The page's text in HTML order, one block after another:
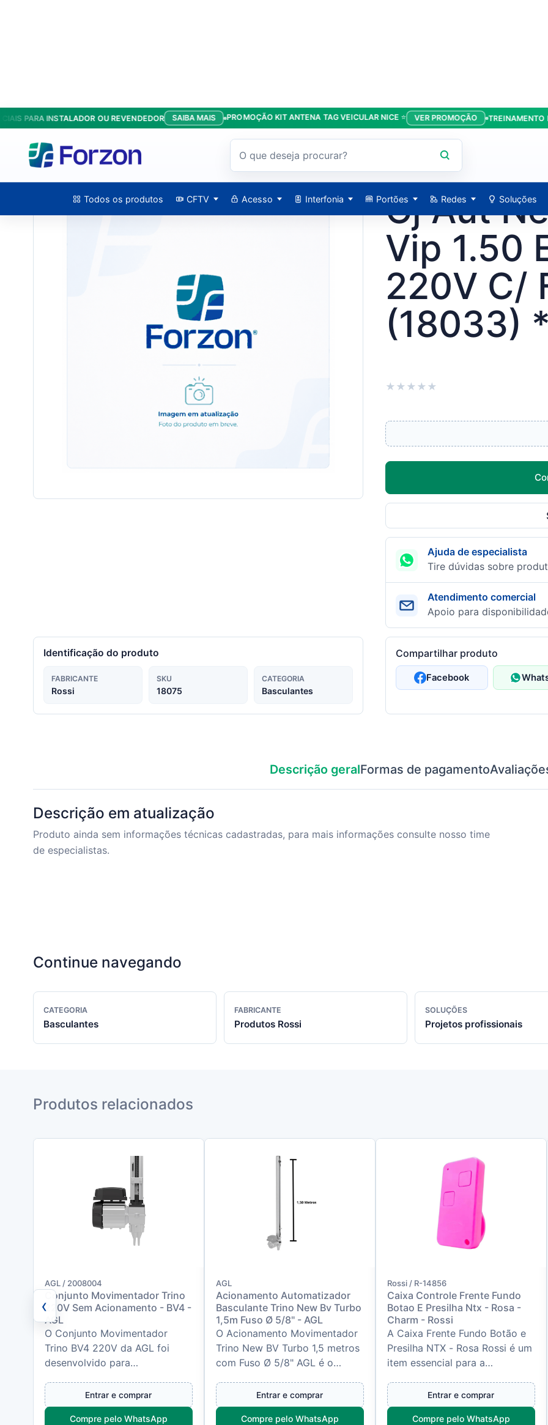
INSTALADOR OU REVENDEDOR SAIBA MAIS PROMOÇÃO KIT ANTENA TAG VEICULAR NICE ⭐ VER PROMOÇÃO TREINAMENTO DA
Todos os produtos CFTV Acesso Interfonia Portões Redes Soluções
Início/Produtos/ Basculantes/Cj Aut New Bv Nano Vip 1.50 Equiv (1,25m) 220V C/ Ferr Up (18033) ** Rossi
Cj Aut
Vip 1.50
220V C/
(18033)
★ ★ ★ ★ ★
Ajuda de especialista
Tire dúvidas sobre
Atendimento comercial
Apoio para
Identificação do produto
FABRICANTE
Rossi
SKU
18075
CATEGORIA
Basculantes
Compartilhar produto
Facebook
Descrição geralFormas de pagamento
Descrição em atualização
Produto ainda sem informações técnicas cadastradas, para mais informações consulte nosso time
de especialistas.
Continue navegando
CATEGORIA
Basculantes
FABRICANTE
Produtos Rossi
SOLUÇÕES
Projetos profissionais
Produtos relacionados
‹
AGL / 2008004
Conjunto Movimentador Trino
220V Sem Acionamento - BV4 -
AGL
O Conjunto Movimentador
Trino BV4 220V da AGL foi
desenvolvido para
basculantes residenciais e
comerciais leves, ofer...
Entrar e comprar
Compre pelo WhatsApp
AGL
Acionamento Automatizador
Basculante Trino New Bv Turbo
1,5m Fuso Ø 5/8" - AGL
O Acionamento Movimentador
Trino New BV Turbo 1,5 metros
com Fuso Ø 5/8" AGL é o
desenvolvido para os
automatizador...
Entrar e comprar
Compre pelo WhatsApp
Rossi / R-14856
Caixa Controle Frente Fundo
Botao E Presilha Ntx - Rosa -
Charm - Rossi
A Caixa Frente Fundo Botão e
Presilha NTX - Rosa Rossi é um
item essencial para a
automatizadores da linha NTX
da R...
Entrar e comprar
Compre pelo WhatsApp